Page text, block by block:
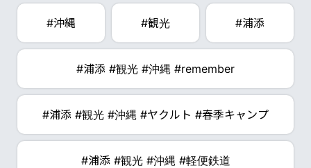
#沖縄 #観光 #浦添
#浦添 #観光 #沖縄 #remember
#浦添 #観光 #沖縄 #ヤクルト #春季キャンプ
#浦添 #観光 #沖縄 #軽便鉄道